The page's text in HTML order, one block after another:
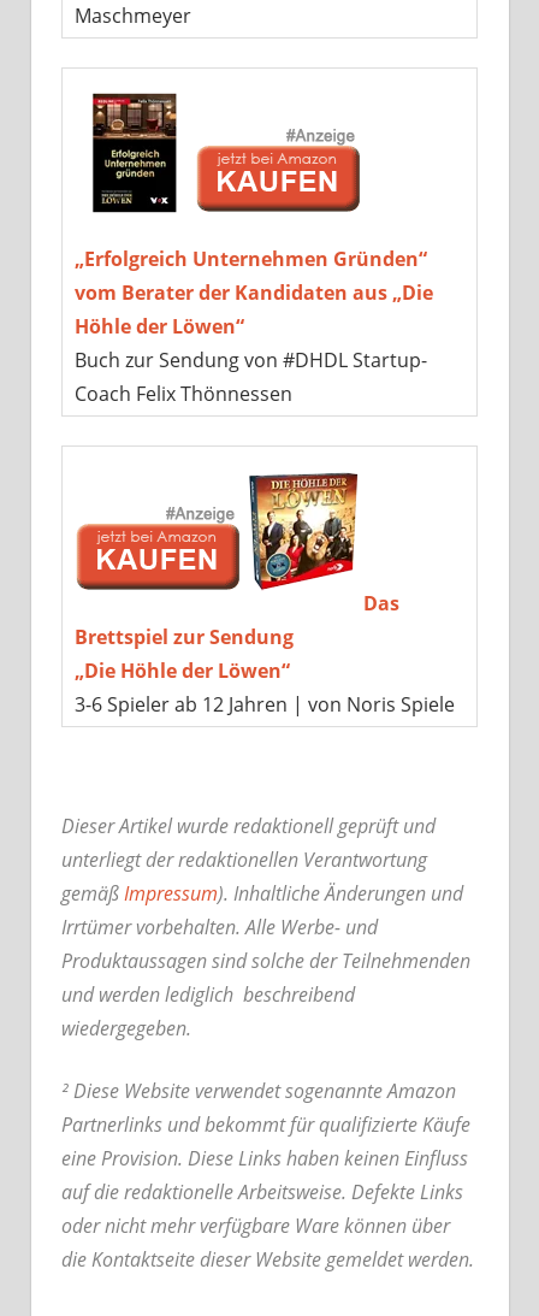
Maschmeyer
„Erfolgreich Unternehmen Gründen“
vom Berater der Kandidaten aus „Die
Höhle der Löwen“
Buch zur Sendung von #DHDL Startup-
Coach Felix Thönnessen
Das
Brettspiel zur Sendung
„Die Höhle der Löwen“
3-6 Spieler ab 12 Jahren | von Noris Spiele
Dieser Artikel wurde redaktionell geprüft und
unterliegt der redaktionellen Verantwortung
gemäßImpressum). Inhaltliche Änderungen und
Irrtümer vorbehalten. Alle Werbe- und
Produktaussagen sind solche der Teilnehmenden
und werden lediglich beschreibend
wiedergegeben.
² Diese Website verwendet sogenannte Amazon
Partnerlinks und bekommt für qualifizierte Käufe
eine Provision. Diese Links haben keinen Einfluss
auf die redaktionelle Arbeitsweise. Defekte Links
oder nicht mehr verfügbare Ware können über
die Kontaktseite dieser Website gemeldet werden.